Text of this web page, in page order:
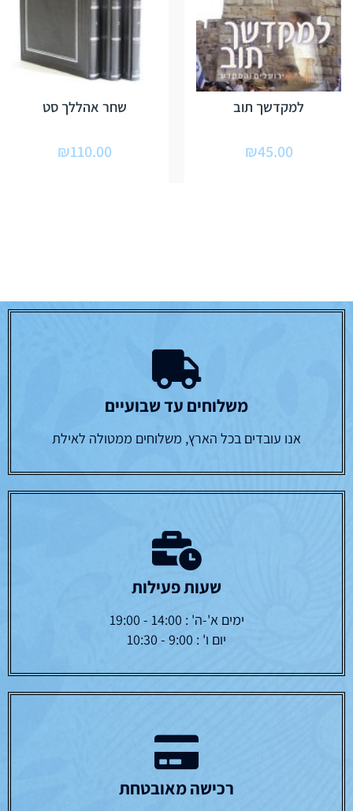
למקדשך תוב
₪45.00
שחר אהללך סט
₪110.00
משלוחים עד שבועיים
אנו עובדים בכל הארץ, משלוחים ממטולה לאילת
שעות פעילות
ימים א'-ה' : 14:00 - 19:00
יום ו' : 9:00 - 10:30
רכישה מאובטחת